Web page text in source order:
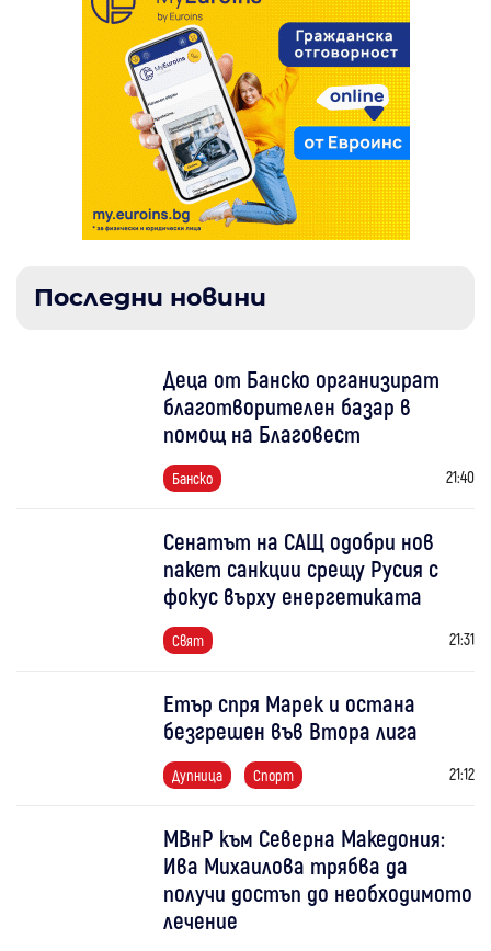
Последни новини
Деца от Банско организират
благотворителен базар в
помощ на Благовест
Банско 21:40
Сенатът на САЩ одобри нов
пакет санкции срещу Русия с
фокус върху енергетиката
Свят 21:31
Етър спря Марек и остана
безгрешен във Втора лига
Дупница Спорт 21:12
МВнР към Северна Македония:
Ива Михаилова трябва да
получи достъп до необходимото
лечение